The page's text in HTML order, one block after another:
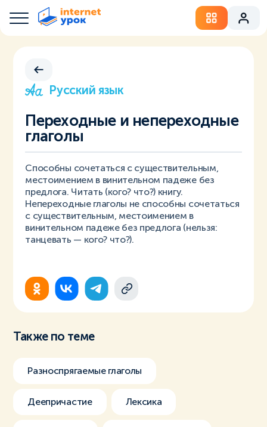
Русский язык
Переходные и непереходные
глаголы
Cпособны сочетаться с существительным,
местоимением в винительном падеже без
предлога. Читать (кого? что?) книгу.
Непереходные глаголы не способны сочетаться
с существительным, местоимением в
винительном падеже без предлога (нельзя:
танцевать — кого? что?).
Также по теме
Разноспрягаемые глаголы
Деепричастие Лексика